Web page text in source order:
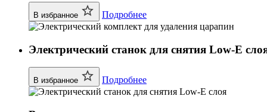
В избранное Подробнее
Электрический станок для снятия Low-E
В избранное Подробнее